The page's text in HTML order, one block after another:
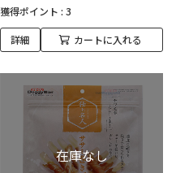
獲得ポイント : 3
詳細 カートに入れる